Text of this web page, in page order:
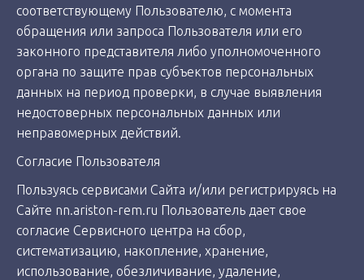
соответствующему Пользователю, с момента
обращения или запроса Пользователя или его
законного представителя либо уполномоченного
органа по защите прав субъектов персональных
данных на период проверки, в случае выявления
недостоверных персональных данных или
неправомерных действий.
Согласие Пользователя
Пользуясь сервисами Сайта и/или регистрируясь на
Сайте nn.ariston-rem.ru Пользователь дает свое
согласие Сервисного центра на сбор,
систематизацию, накопление, хранение,
использование, обезличивание, удаление,